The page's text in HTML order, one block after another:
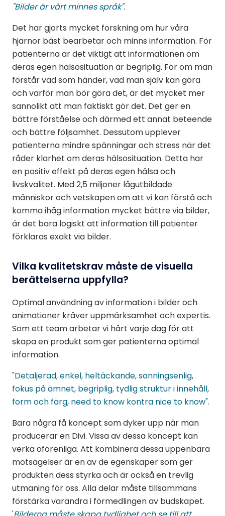
"Bilder är vårt minnes språk".
Det har gjorts mycket forskning om hur våra
hjärnor bäst bearbetar och minns information. För
patienterna är det viktigt att informationen om
deras egen hälsosituation är begriplig. För om man
förstår vad som händer, vad man själv kan göra
och varför man bör göra det, är det mycket mer
sannolikt att man faktiskt gör det. Det ger en
bättre förståelse och därmed ett annat beteende
och bättre följsamhet. Dessutom upplever
patienterna mindre spänningar och stress när det
råder klarhet om deras hälsosituation. Detta har
en positiv effekt på deras egen hälsa och
livskvalitet. Med 2,5 miljoner lågutbildade
människor och vetskapen om att vi kan förstå och
komma ihåg information mycket bättre via bilder,
är det bara logiskt att information till patienter
förklaras exakt via bilder.
Vilka kvalitetskrav måste de visuella
berättelserna uppfylla?
Optimal användning av information i bilder och
animationer kräver uppmärksamhet och expertis.
Som ett team arbetar vi hårt varje dag för att
skapa en produkt som ger patienterna optimal
information.
"Detaljerad, enkel, heltäckande, sanningsenlig,
fokus på ämnet, begriplig, tydlig struktur i innehåll,
form och färg, need to know kontra nice to know".
Bara några få koncept som dyker upp när man
producerar en Divi. Vissa av dessa koncept kan
verka oförenliga. Att kombinera dessa uppenbara
motsägelser är en av de egenskaper som ger
produkten dess styrka och är också en trevlig
utmaning för oss. Alla delar måste tillsammans
förstärka varandra i förmedlingen av budskapet.